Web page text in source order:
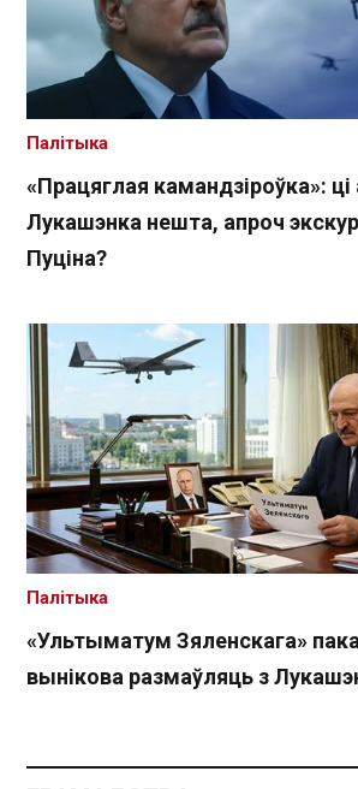
«Працяглая камандзіроўка»:
Лукашэнка нешта, апроч
Пуціна?
Палітыка
«Ультыматум Зяленскага»
вынікова размаўляць з
Палітыка